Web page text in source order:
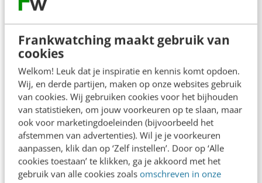
Frankwatching maakt gebruik van
cookies
Welkom! Leuk dat je inspiratie en kennis komt opdoen.
Wij, en derde partijen, maken op onze websites gebruik
van cookies. Wij gebruiken cookies voor het bijhouden
van statistieken, om jouw voorkeuren op te slaan, maar
ook voor marketingdoeleinden (bijvoorbeeld het
afstemmen van advertenties). Wil je je voorkeuren
aanpassen, klik dan op ‘Zelf instellen’. Door op ‘Alle
cookies toestaan’ te klikken, ga je akkoord met het
gebruik van alle cookies zoals omschreven in onze
Contact Redactie
redactie@frankwatching.com
+31 30 200 1045
Tarieven
Meer contactopties